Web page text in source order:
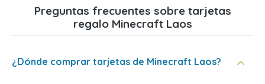
Preguntas frecuentes sobre tarjetas
regalo Minecraft Laos
¿Dónde comprar tarjetas de Minecraft Laos?